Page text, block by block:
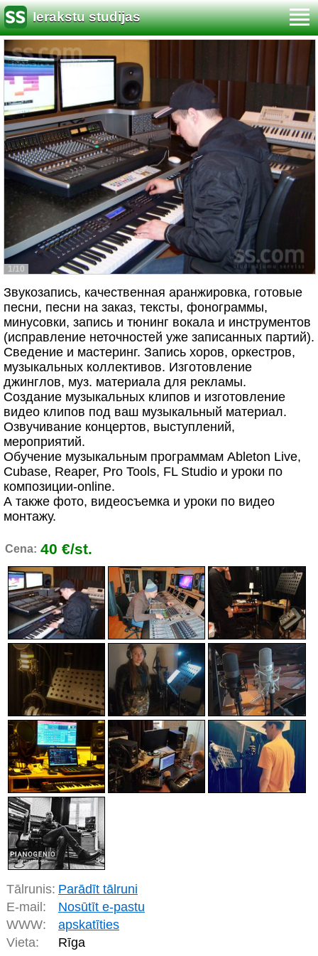
Ierakstu studijas
1/10
Звукозапись, качественная аранжировка, готовые
песни, песни на заказ, тексты, фонограммы,
минусовки, запись и тюнинг вокала и инструментов
(исправление неточностей уже записанных партий).
Сведение и мастеринг. Запись хоров, оркестров,
музыкальных коллективов. Изготовление
джинглов, муз. материала для рекламы.
Создание музыкальных клипов и изготовление
видео клипов под ваш музыкальный материал.
Озвучивание концертов, выступлений,
мероприятий.
Обучение музыкальным программам Ableton Live,
Cubase, Reaper, Pro Tools, FL Studio и уроки по
композиции-online.
А также фото, видеосъемка и уроки по видео
монтажу.
Cena: 40 €/st.
Tālrunis: Parādīt tālruni
E-mail:
Nosūtīt e-pastu
WWW:
apskatīties
Vieta:
Rīga